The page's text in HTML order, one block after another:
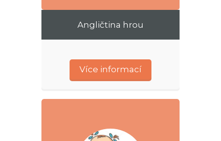
Angličtina hrou
Více informací